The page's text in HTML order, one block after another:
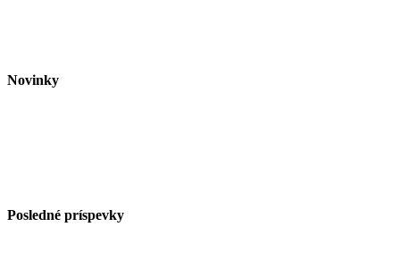
Novinky
Posledné príspevky